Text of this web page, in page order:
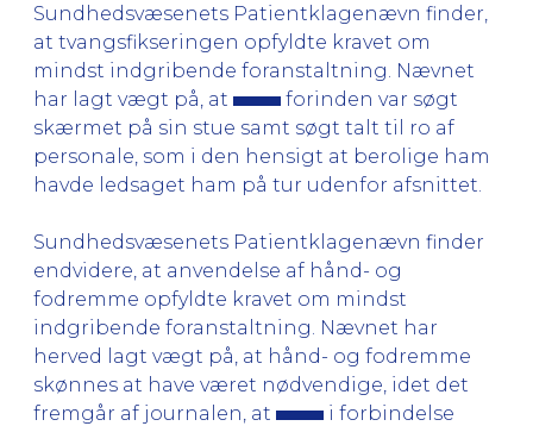
Sundhedsvæsenets Patientklagenævn finder,
at tvangsfikseringen opfyldte kravet om
mindst indgribende foranstaltning. Nævnet
har lagt vægt på, at
forinden var søgt
skærmet på sin stue samt søgt talt til ro af
personale, som i den hensigt at berolige ham
havde ledsaget ham på tur udenfor afsnittet.
Sundhedsvæsenets Patientklagenævn finder
endvidere, at anvendelse af hånd- og
fodremme opfyldte kravet om mindst
indgribende foranstaltning. Nævnet har
herved lagt vægt på, at hånd- og fodremme
skønnes at have været nødvendige, idet det
fremgår af journalen, at
i forbindelse